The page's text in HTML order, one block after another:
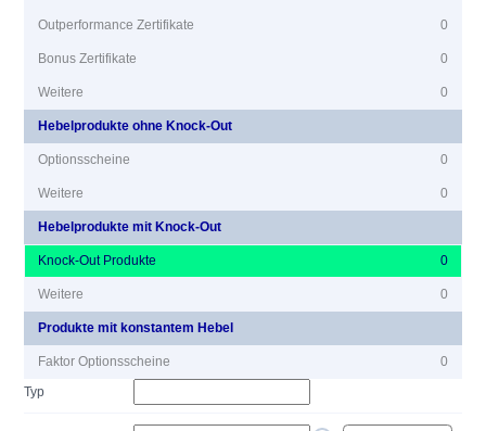
Outperformance Zertifikate 0
Bonus Zertifikate 0
Weitere 0
Hebelprodukte ohne Knock-Out
Optionsscheine 0
Weitere 0
Hebelprodukte mit Knock-Out
Knock-Out Produkte 0
Weitere 0
Produkte mit konstantem Hebel
Faktor Optionsscheine
0
Typ